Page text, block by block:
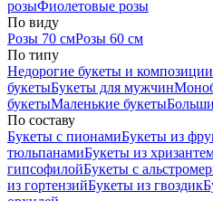
розыФиолетовые розы
По виду
Розы 70 смРозы 60 см
По типу
Недорогие букеты и композиции
букетыБукеты для мужчин
букетыМаленькие букеты
По составу
Букеты с пионамиБукеты из
тюльпанамиБукеты из
гипсофилойБукеты с
из гортензийБукеты из гвоздик